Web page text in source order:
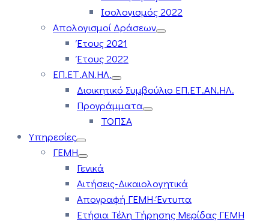
Ισολογισμός 2022
Απολογισμοί Δράσεων
Έτους 2021
Έτους 2022
ΕΠ.ΕΤ.ΑΝ.ΗΛ.
Διοικητικό Συμβούλιο ΕΠ.ΕΤ.ΑΝ.ΗΛ.
Προγράμματα
ΤΟΠΣΑ
Υπηρεσίες
ΓΕΜΗ
Γενικά
Αιτήσεις-Δικαιολογητικά
Απογραφή ΓΕΜΗ-Έντυπα
Ετήσια Τέλη Τήρησης Μερίδας ΓΕΜΗ